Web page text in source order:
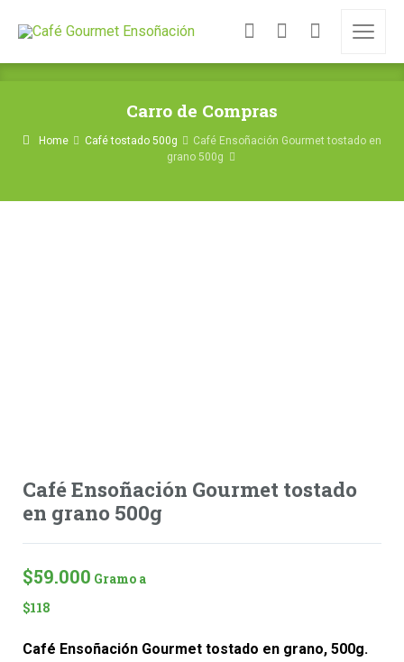
Carro de Compras
Home Café tostado 500g
Café Ensoñación Gourmet tostado en
grano 500g
Café Ensoñación Gourmet tostado
en grano 500g
$59.000 Gramo a
$118
Café Ensoñación Gourmet tostado en grano, 500g.